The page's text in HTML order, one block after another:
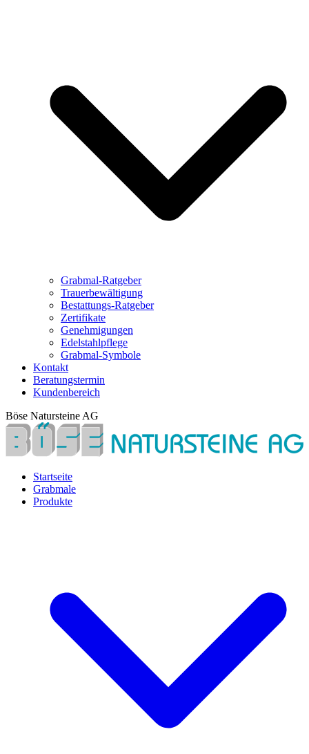
Grabmal-Ratgeber
Trauerbewältigung
Bestattungs-Ratgeber
Zertifikate
Genehmigungen
Edelstahlpflege
Grabmal-Symbole
Kontakt
Beratungstermin
Kundenbereich
Böse Natursteine AG
Startseite
Grabmale
Produkte